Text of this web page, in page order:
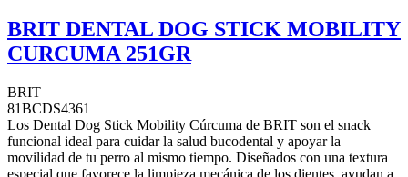
BRIT DENTAL DOG STICK MOBILITY
CURCUMA 251GR
BRIT
81BCDS4361
Los Dental Dog Stick Mobility Cúrcuma de BRIT son el snack
funcional ideal para cuidar la salud bucodental y apoyar la
movilidad de tu perro al mismo tiempo. Diseñados con una textura
especial que favorece la limpieza mecánica de los dientes, ayudan a